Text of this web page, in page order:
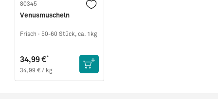
80345
Venusmuscheln
Frisch · 50-60 Stück, ca. 1kg
34,99 €*
34,99 € / kg